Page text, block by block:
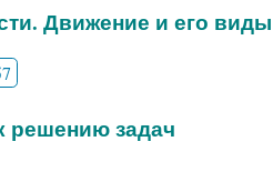
Движение и его виды
решению задач